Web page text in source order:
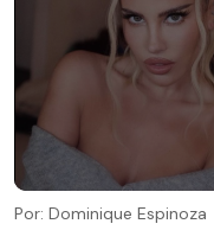
Por: Dominique Espinoza